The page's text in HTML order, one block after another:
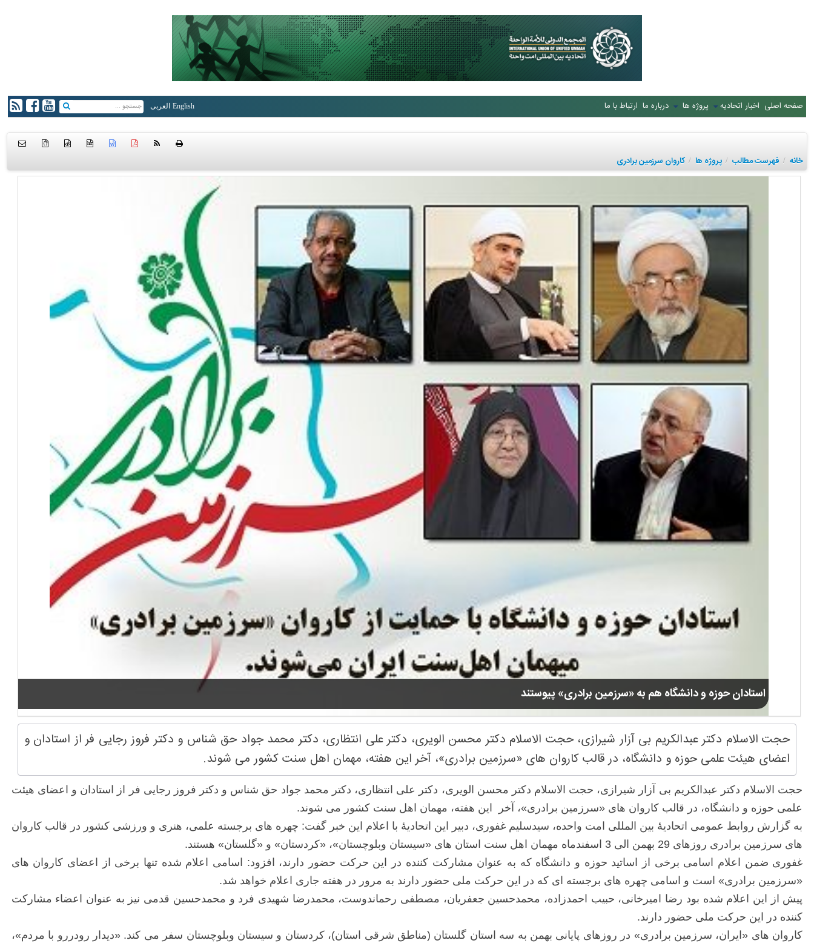
English العربی صفحه اصلی اخبار اتحادیه پروژه ها درباره ما ارتباط با ما
htm
{ }
خانه / فهرست مطالب / پروژه ها / کاروان سرزمین برادری
استادان حوزه و دانشگاه هم به «سرزمین برادری» پیوستند
حجت الاسلام دکتر عبدالکریم بی آزار شیرازی، حجت الاسلام دکتر محسن الویری، دکتر علی انتظاری، دکتر محمد جواد حق شناس و دکتر فروز رجایی فر از استادان و
اعضای هیئت علمی حوزه و دانشگاه، در قالب کاروان های «سرزمین برادری»، آخر این هفته، مهمان اهل سنت کشور می شوند.
حجت الاسلام دکتر عبدالکریم بی آزار شیرازی، حجت الاسلام دکتر محسن الویری، دکتر علی انتظاری، دکتر محمد جواد حق شناس و دکتر فروز رجایی فر از استادان و اعضای هیئت
علمی حوزه و دانشگاه، در قالب کاروان های «سرزمین برادری»، آخر این هفته، مهمان اهل سنت کشور می شوند.
به گزارش روابط عمومی اتحادیۀ بین المللی امت واحده، سیدسلیم غفوری، دبیر این اتحادیۀ با اعلام این خبر گفت: چهره های برجسته علمی، هنری و ورزشی کشور در قالب کاروان
های سرزمین برادری روزهای 29 بهمن الی 3 اسفندماه مهمان اهل سنت استان های «سیستان وبلوچستان»، «کردستان» و «گلستان» هستند.
غفوری ضمن اعلام اسامی برخی از اساتید حوزه و دانشگاه که به عنوان مشارکت کننده در این حرکت حضور دارند، افزود: اسامی اعلام شده تنها برخی از اعضای کاروان های
«سرزمین برادری» است و اسامی چهره های برجسته ای که در این حرکت ملی حضور دارند به مرور در هفته جاری اعلام خواهد شد.
پیش از این اعلام شده بود رضا امیرخانی، حبیب احمدزاده، محمدحسین جعفریان، مصطفی رحماندوست، محمدرضا شهیدی فرد و محمدحسین قدمی نیز به عنوان اعضاء مشارکت
کننده در این حرکت ملی حضور دارند.
کاروان های «ایران، سرزمین برادری» در روزهای پایانی بهمن به سه استان گلستان (مناطق شرقی استان)، کردستان و سیستان وبلوچستان سفر می کند. «دیدار رودررو با مردم»،